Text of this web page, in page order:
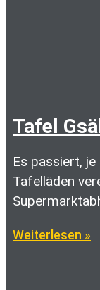
Tafel
Es passiert,
Tafelläden
Weiterlesen »